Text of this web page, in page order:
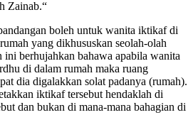
Zainab.“
boleh untuk wanita iktikaf di
yang dikhususkan seolah-olah
ini berhujahkan bahawa apabila wanita
di dalam rumah maka ruang
dia digalakkan solat padanya (rumah).
iktikaf tersebut hendaklah di
dan bukan di mana-mana bahagian di